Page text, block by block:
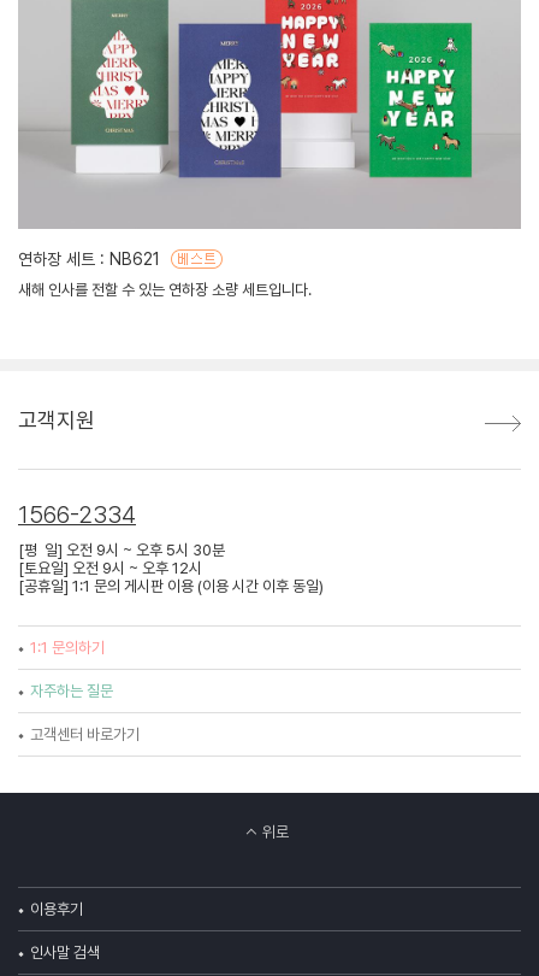
연하장 세트 : NB621
새해 인사를 전할 수 있는 연하장 소량 세트입니다.
고객지원
1566-2334
[평 일] 오전 9시 ~ 오후 5시 30분
[토요일] 오전 9시 ~ 오후 12시
[공휴일] 1:1 문의 게시판 이용 (이용 시간 이후 동일)
1:1 문의하기
자주하는 질문
고객센터 바로가기
위로
이용후기
인사말 검색